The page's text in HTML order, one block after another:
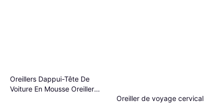
Oreillers Dappui-Tête De
Voiture En Mousse Oreiller
Oreiller de voyage cervical